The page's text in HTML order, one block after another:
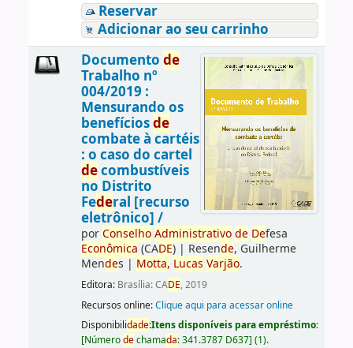
Reservar
Adicionar ao seu carrinho
Documento de
Trabalho nº
004/2019 :
Mensurando os
benefíciosde
combate à cartéis
: o caso do cartel
decombustíveis
no Distrito
Federal [recurso
eletrônico] /
porConselho Administrativo de Defesa
Econômica (CADE)| Resende, Guilherme
Mendes | Motta, Lucas Varjão.
Editora: Brasília: CADE, 2019
Recursos online:Clique aqui para acessar online
Disponibilidade:Itens disponíveis para empréstimo:
[Númerodechamada:341.3787 D637] (1).